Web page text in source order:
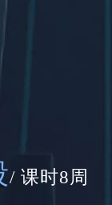
/ 课时8周